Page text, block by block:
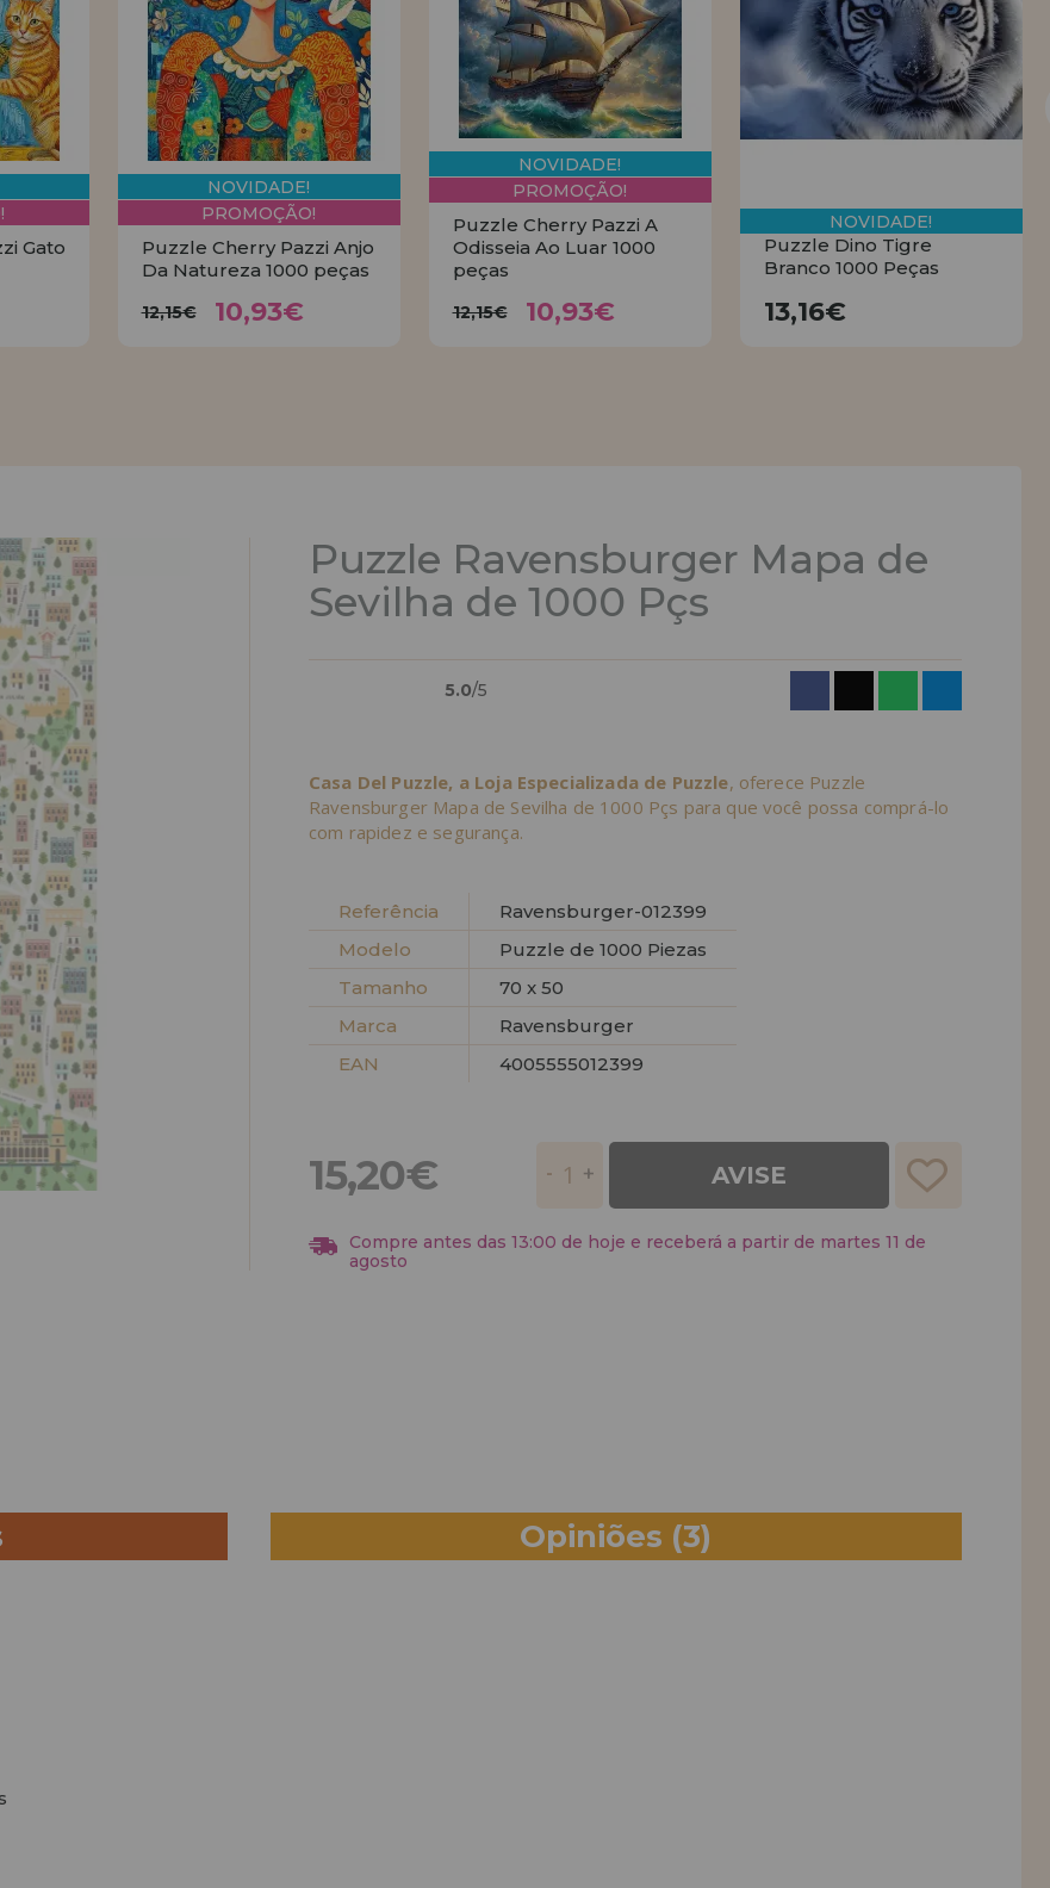
Gato
NOVIDADE!
PROMOÇÃO!
Puzzle Cherry Pazzi Anjo
Da Natureza 1000 peças
12,15€ 10,93€
NOVIDADE!
PROMOÇÃO!
Puzzle Cherry Pazzi A
Odisseia Ao Luar 1000
peças
12,15€ 10,93€
NOVIDADE!
Puzzle Dino Tigre
Branco 1000 Peças
13,16€
Puzzle Ravensburger Mapa de
Sevilha de 1000 Pçs
5.0/5
Casa Del Puzzle, a Loja Especializada de Puzzle, oferece Puzzle
Ravensburger Mapa de Sevilha de 1000 Pçs para que você possa comprá-lo
com rapidez e segurança.
Referência
Ravensburger-012399
Modelo
Puzzle de 1000 Piezas
Tamanho
70 x 50
Marca
Ravensburger
EAN
4005555012399
15,20€ AVISE
Compre antes das 13:00 de hoje e receberá a partir de martes 11 de
agosto
Opiniões (3)